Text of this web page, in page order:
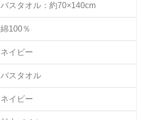
バスタオル：約70×140cm
綿100％
ネイビー
バスタオル
ネイビー